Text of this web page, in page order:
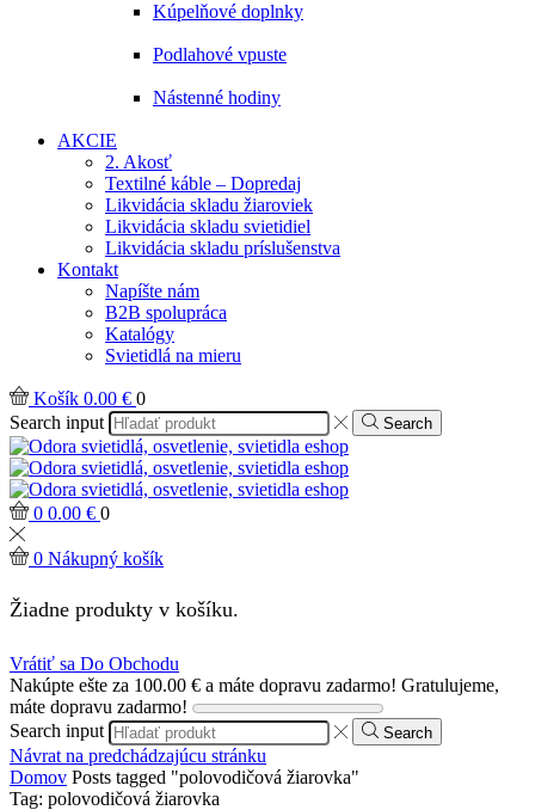
Kúpelňové doplnky
Podlahové vpuste
Nástenné hodiny
AKCIE
2. Akosť
Textilné káble – Dopredaj
Likvidácia skladu žiaroviek
Likvidácia skladu svietidiel
Likvidácia skladu príslušenstva
Kontakt
Napíšte nám
B2B spolupráca
Katalógy
Svietidlá na mieru
Košík 0.00 € 0
Search input
Search
0 0.00 € 0
0 Nákupný košík
Žiadne produkty v košíku.
Vrátiť sa Do Obchodu
Nakúpte ešte za 100.00 € a máte dopravu zadarmo! Gratulujeme,
máte dopravu zadarmo!
Search input
Search
Návrat na predchádzajúcu stránku
Domov Posts tagged "polovodičová žiarovka"
Tag: polovodičová žiarovka